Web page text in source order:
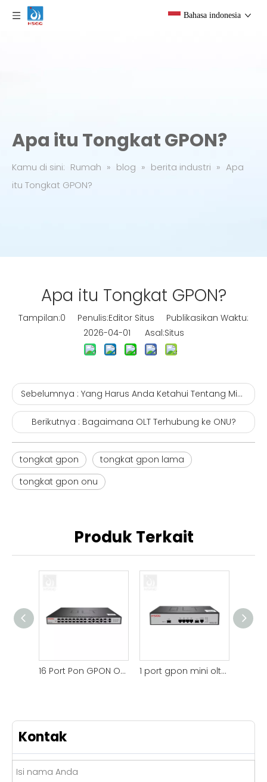
Bahasa indonesia
Apa itu Tongkat GPON?
Kamu di sini: Rumah » blog » berita industri » Apa
itu Tongkat GPON?
Apa itu Tongkat GPON?
Tampilan:0 Penulis:Editor Situs Publikasikan Waktu:
2026-04-01 Asal:Situs
Sebelumnya : Yang Harus Anda Ketahui Tentang Mini GPON OLT
Berikutnya : Bagaimana OLT Terhubung ke ONU?
tongkat gpon
tongkat gpon lama
tongkat gpon onu
Produk Terkait
16 Port Pon GPON OLT Disesuaikan untuk Akses FTTH 1 port gpon mini olt optik untuk fttx
Kontak